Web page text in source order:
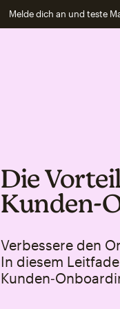
Melde dich an und teste
Die
Verbessere den
In diesem